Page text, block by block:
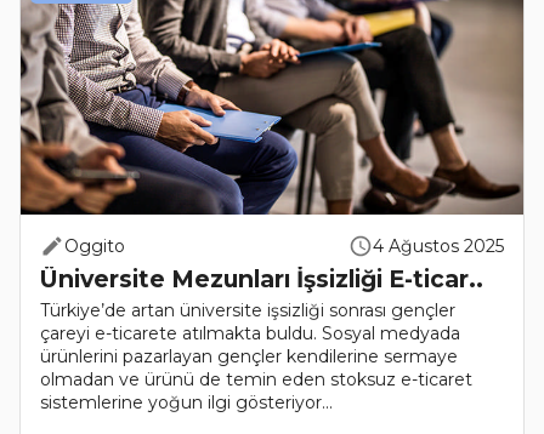
Oggito 4 Ağustos 2025
Üniversite Mezunları İşsizliği E-ticar..
Türkiye’de artan üniversite işsizliği sonrası gençler
çareyi e-ticarete atılmakta buldu. Sosyal medyada
ürünlerini pazarlayan gençler kendilerine sermaye
olmadan ve ürünü de temin eden stoksuz e-ticaret
sistemlerine yoğun ilgi gösteriyor...